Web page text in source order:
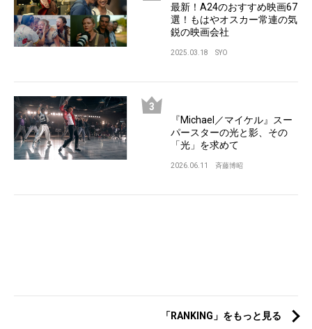
最新！A24のおすすめ映画67
選！もはやオスカー常連の気
鋭の映画会社
2025.03.18 SYO
『Michael／マイケル』スー
パースターの光と影、その
「光」を求めて
2026.06.11 斉藤博昭
「RANKING」をもっと見る